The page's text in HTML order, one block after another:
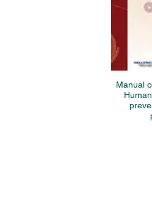
Manual